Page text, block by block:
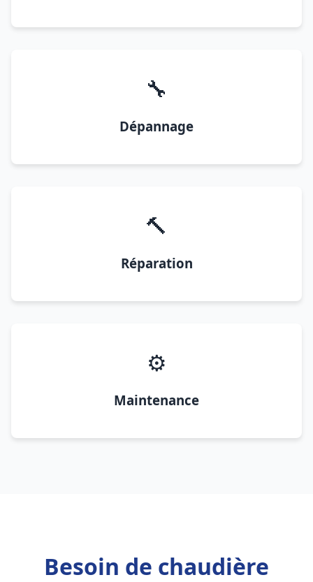
🔧
Dépannage
🔨
Réparation
⚙️
Maintenance
Besoin de chaudière